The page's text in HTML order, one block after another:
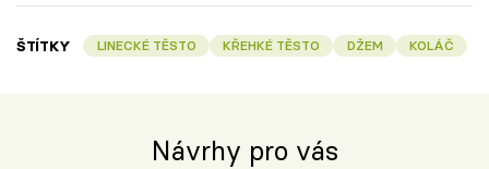
ŠTÍTKY LINECKÉ TĚSTO KŘEHKÉ TĚSTO DŽEM KOLÁČ
Návrhy pro vás